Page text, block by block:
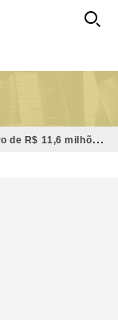
de R$ 11,6 milhões